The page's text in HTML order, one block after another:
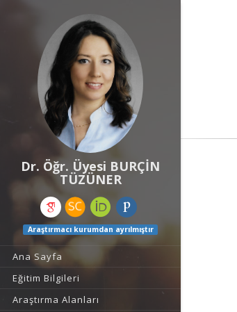
Dr. Öğr. Üyesi BURÇİN
TÜZÜNER
Araştırmacı kurumdan ayrılmıştır
Ana Sayfa
Eğitim Bilgileri
Araştırma Alanları